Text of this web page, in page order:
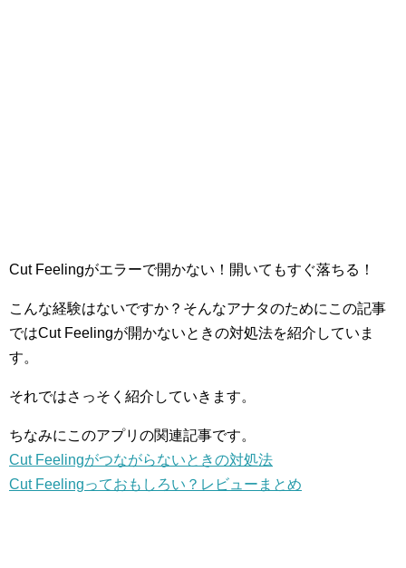
Cut Feelingがエラーで開かない！開いてもすぐ落ちる！
こんな経験はないですか？そんなアナタのためにこの記事
ではCut Feelingが開かないときの対処法を紹介していま
す。
それではさっそく紹介していきます。
ちなみにこのアプリの関連記事です。
Cut Feelingがつながらないときの対処法
Cut Feelingっておもしろい？レビューまとめ